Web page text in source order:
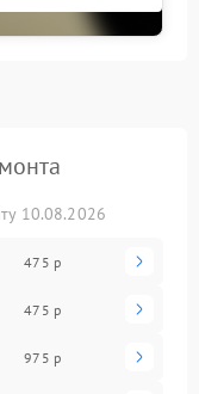
10.08.2026
475 р
475 р
975 р